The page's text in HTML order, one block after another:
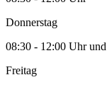
Donnerstag
08:30 - 12:00 Uhr
Freitag